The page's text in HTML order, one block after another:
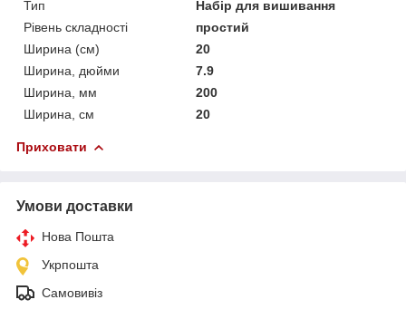
Тип
Набір для вишивання
Рівень складності
простий
Ширина (см)
20
Ширина, дюйми
7.9
Ширина, мм
200
Ширина, см
20
Приховати
Умови доставки
Нова Пошта
Укрпошта
Самовивіз